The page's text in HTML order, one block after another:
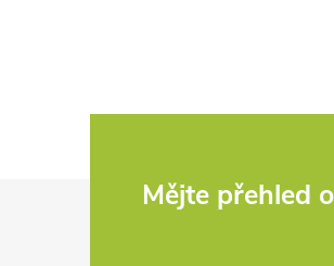
á
Mějte přehled